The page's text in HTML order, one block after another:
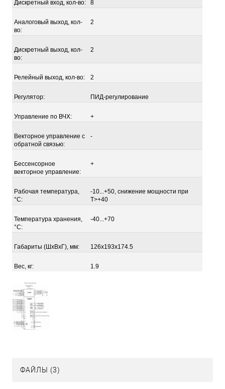
Дискретный вход, кол-во: 8
Аналоговый выход, кол-
во:
2
Дискретный выход, кол-
во:
2
Релейный выход, кол-во: 2
Регулятор: ПИД-регулирование
Управление по ВЧХ: +
Векторное управление с
обратной связью:
-
Бессенсорное
векторное управление:
+
Рабочая температура,
°С:
-10...+50, снижение мощности при
Т>+40
Температура хранения,
°С:
-40...+70
Габариты (ШхВхГ), мм: 126x193x174.5
Вес, кг: 1.9
ФАЙЛЫ (3)